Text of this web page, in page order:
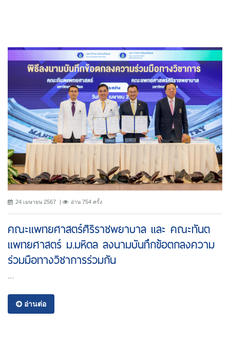
24 เมษายน 2567 อ่าน 754 ครั้ง
คณะแพทยศาสตร์ศิริราชพยาบาล เเละ คณะทันต
แพทยศาสตร์ ม.มหิดล ลงนามบันทึกข้อตกลงความ
ร่วมมือทางวิชาการร่วมกัน
อ่านต่อ